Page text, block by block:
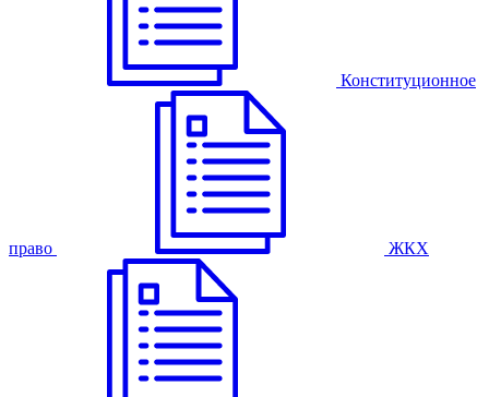
Конституционное
право ЖКХ